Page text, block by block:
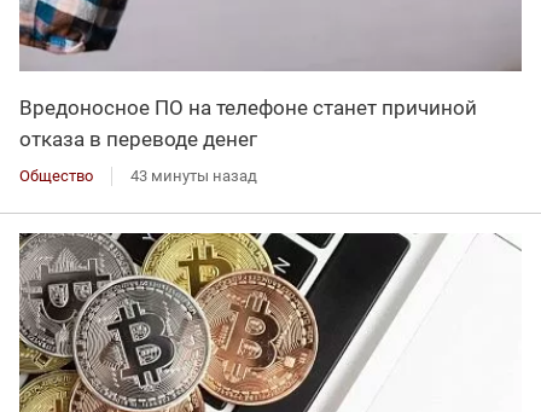
Вредоносное ПО на телефоне станет причиной
отказа в переводе денег
Общество 43 минуты назад